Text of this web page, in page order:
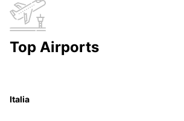
Top Airports
Italia